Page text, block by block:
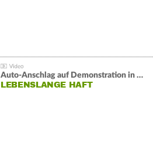
Auto-Anschlag auf Demonstration in München:
LEBENSLANGE HAFT